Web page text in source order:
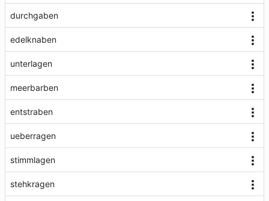
durchgaben
edelknaben
unterlagen
meerbarben
entstraben
ueberragen
stimmlagen
stehkragen